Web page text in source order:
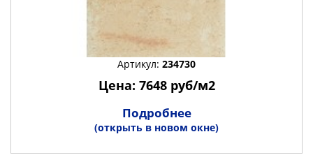
Артикул: 234730
Цена: 7648 руб/м2
Подробнее
(открыть в новом окне)